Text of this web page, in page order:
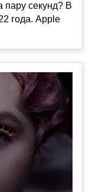
пару секунд? В
года. Apple